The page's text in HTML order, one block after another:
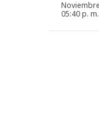
05:40 p. m.